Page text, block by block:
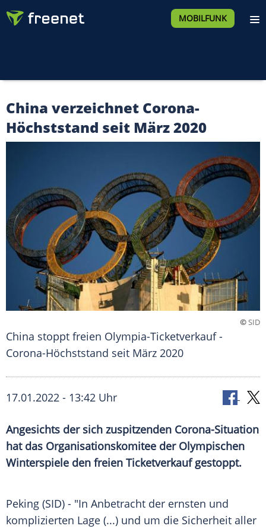
MOBILFUNK
China verzeichnet Corona-
Höchststand seit März 2020
©SID
China stoppt freien Olympia-Ticketverkauf -
Corona-Höchststand seit März 2020
17.01.2022 - 13:42 Uhr
Angesichts der sich zuspitzenden Corona-Situation
hat das Organisationskomitee der Olympischen
Winterspiele den freien Ticketverkauf gestoppt.
Peking (SID) - "In Anbetracht der ernsten und
komplizierten Lage (...) und um die Sicherheit aller